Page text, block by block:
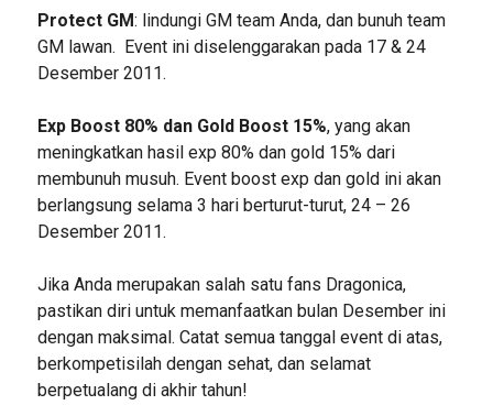
Protect GM: lindungi GM team Anda, dan bunuh team
GM lawan. Event ini diselenggarakan pada 17 & 24
Desember 2011.
Exp Boost 80% dan Gold Boost 15%, yang akan
meningkatkan hasil exp 80% dan gold 15% dari
membunuh musuh. Event boost exp dan gold ini akan
berlangsung selama 3 hari berturut-turut, 24 – 26
Desember 2011.
Jika Anda merupakan salah satu fans Dragonica,
pastikan diri untuk memanfaatkan bulan Desember ini
dengan maksimal. Catat semua tanggal event di atas,
berkompetisilah dengan sehat, dan selamat
berpetualang di akhir tahun!